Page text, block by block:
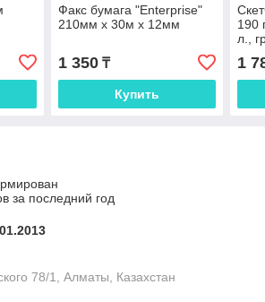
Факс бумага "Enterprise"
210мм х 30м х 12мм
1 350₸
Купить
190
л.,
1
за последний год
78/1, Алматы, Казахстан